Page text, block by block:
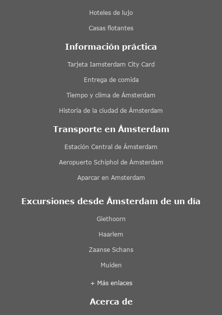
Hoteles de lujo
Casas flotantes
Información práctica
Tarjeta Iamsterdam City Card
Entrega de comida
Tiempo y clima de Ámsterdam
Historia de la ciudad de Ámsterdam
Transporte en Ámsterdam
Estación Central de Ámsterdam
Aeropuerto Schiphol de Ámsterdam
Aparcar en Amsterdam
Excursiones desde Ámsterdam de un día
Giethoorn
Haarlem
Zaanse Schans
Muiden
+ Más enlaces
Acerca de